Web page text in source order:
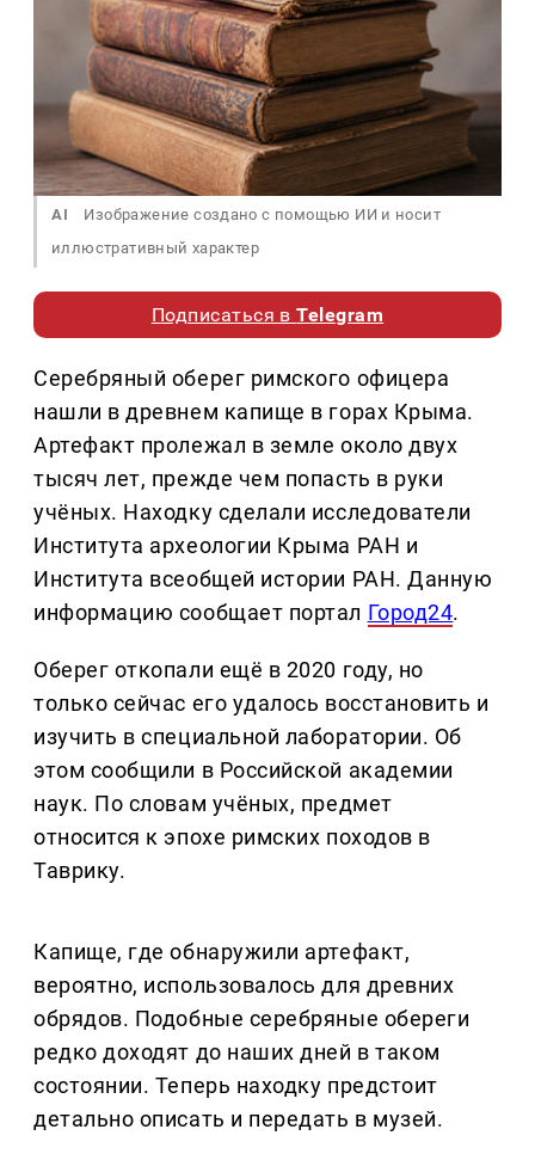
AI
Изображение создано с помощью ИИ и носит
иллюстративный характер
Подписаться вTelegram
Серебряный оберег римского офицера
нашли в древнем капище в горах Крыма.
Артефакт пролежал в земле около двух
тысяч лет, прежде чем попасть в руки
учёных. Находку сделали исследователи
Института археологии Крыма РАН и
Института всеобщей истории РАН. Данную
информацию сообщает портал Город24.
Оберег откопали ещё в 2020 году, но
только сейчас его удалось восстановить и
изучить в специальной лаборатории. Об
этом сообщили в Российской академии
наук. По словам учёных, предмет
относится к эпохе римских походов в
Таврику.
Капище, где обнаружили артефакт,
вероятно, использовалось для древних
обрядов. Подобные серебряные обереги
редко доходят до наших дней в таком
состоянии. Теперь находку предстоит
детально описать и передать в музей.